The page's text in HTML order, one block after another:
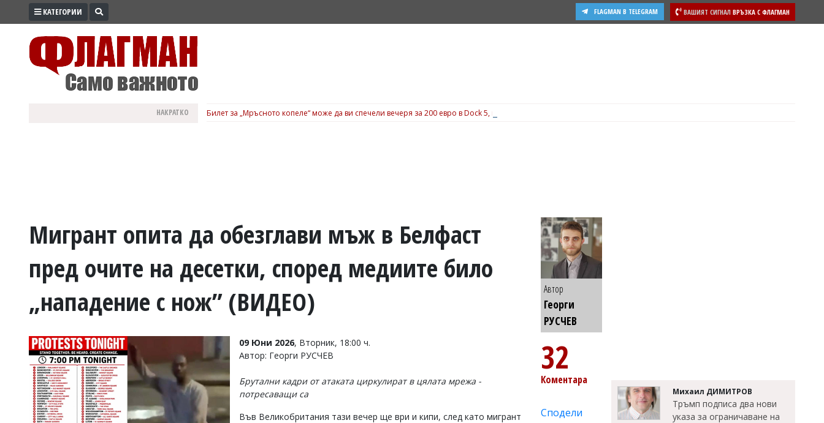
ПРОМО
ВОЙНАТА
УКРАЙНА
РАЗСЛЕДВАНЕ
БИЗНЕС
Управители:
Веселин
Василев,
КАТЕГОРИИ ВАШИЯТ СИГНАЛ ВРЪЗКА С ФЛАГМАН
FLAGMAN В TELEGRAM
НАКРАТКО Билет за „Мръсното копеле“ може да ви спечели вечеря за 200 евро в Dock 5, вижте подробности
Мигрант опита да обезглави мъж в Белфаст
пред очите на десетки, според медиите било
„нападение с нож” (ВИДЕО)
09 Юни 2026, Вторник, 18:00 ч.
Автор: Георги РУСЧЕВ
Брутални кадри от атаката циркулират в цялата мрежа -
потресаващи са
Във Великобритания тази вечер ще ври и кипи, след като мигрант
Автор
Георги
РУСЧЕВ
32
Коментара
Сподели
Михаил ДИМИТРОВ
Тръмп подписа два нови
указа за ограничаване на